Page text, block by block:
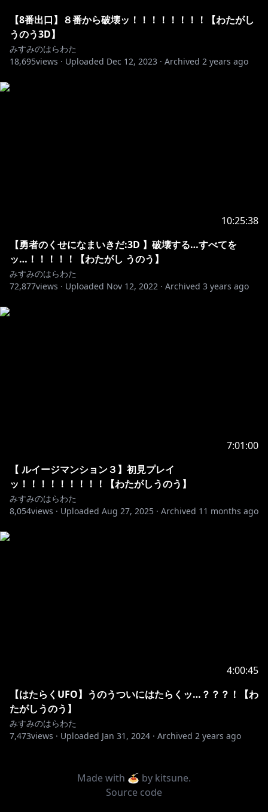
【8番出口】８番から破壊ッ！！！！！！！！【わたがし
うのう3D】
みすみのはらわた
18,695views · Uploaded Dec 12, 2023 · Archived 2 years ago
10:25:38
【勇者のくせになまいきだ:3D 】破壊する…すべてを
ッ…！！！！！【わたがし うのう】
みすみのはらわた
72,877views · Uploaded Nov 12, 2022 · Archived 3 years ago
7:01:00
【 ルイージマンション３】初見プレイ
ッ！！！！！！！！！【わたがしうのう】
みすみのはらわた
8,054views · Uploaded Aug 27, 2025 · Archived 11 months ago
4:00:45
【はたらくUFO】うのうついにはたらくッ…？？？！【わ
たがしうのう】
みすみのはらわた
7,473views · Uploaded Jan 31, 2024 · Archived 2 years ago
Made with 🍝 by kitsune.
Source code